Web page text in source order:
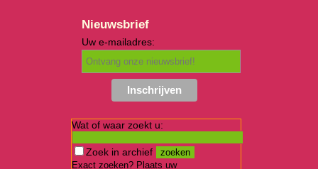
Nieuwsbrief
Uw e-mailadres:
Wat of waar zoekt u:
Zoek in archief
Exact zoeken? Plaats uw